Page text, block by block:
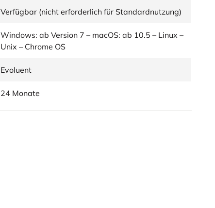
Verfügbar (nicht erforderlich für Standardnutzung)
Windows: ab Version 7 – macOS: ab 10.5 – Linux –
Unix – Chrome OS
Evoluent
24 Monate